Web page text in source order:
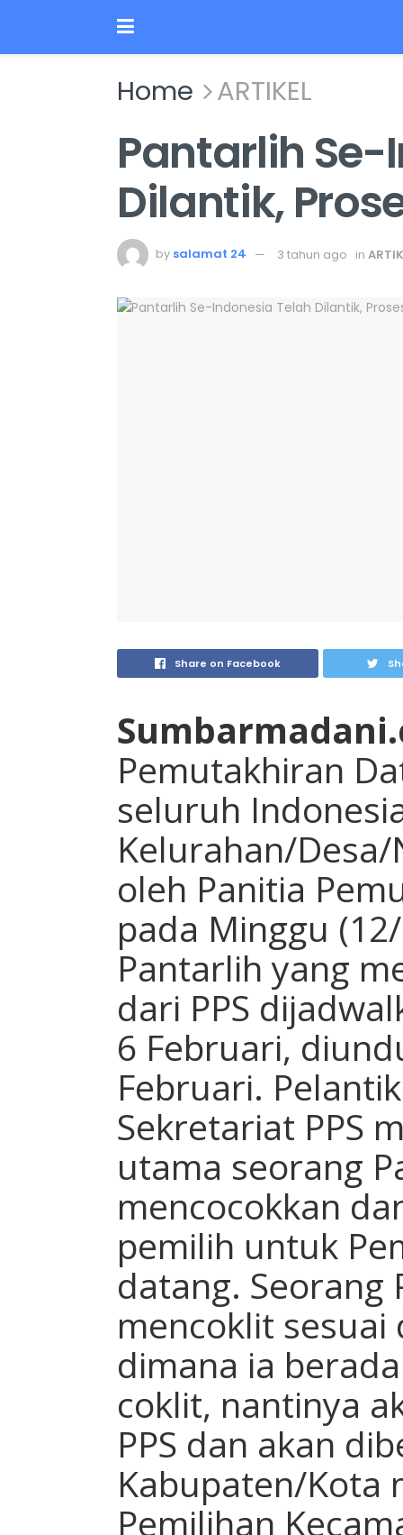
Home ARTIKEL
Pantarlih
Dilantik,
by salamat 24 3 tahun ago in
Share on Facebook
Pemutakhiran
seluruh
Kelurahan/
oleh Panitia
pada Minggu
Pantarlih yang
dari PPS
6 Februari,
Februari.
Sekretariat PPS
utama seorang
mencocokkan
pemilih untuk
datang. Seorang
mencoklit sesuai
dimana ia
coklit, nantinya
PPS dan akan
Kabupaten/Kota
Pemilihan